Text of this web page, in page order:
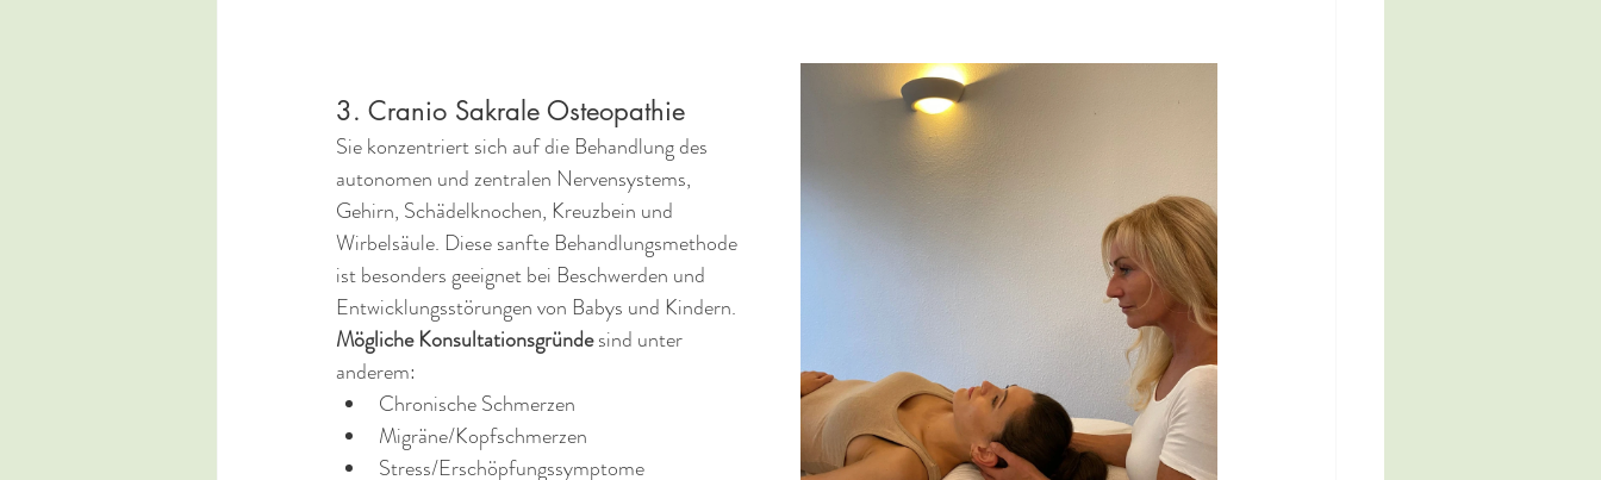
3. Cranio Sakrale Osteopathie
Sie konzentriert sich auf die Behandlung des
autonomen und zentralen Nervensystems,
Gehirn, Schädelknochen, Kreuzbein und
Wirbelsäule. Diese sanfte Behandlungsmethode
ist besonders geeignet bei Beschwerden und
Entwicklungsstörungen von Babys und Kindern.
Mögliche Konsultationsgründe sind unter
anderem:
Chronische Schmerzen
Migräne/Kopfschmerzen
Stress/Erschöpfungssymptome